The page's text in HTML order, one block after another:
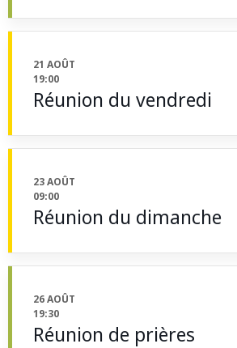
21 AOÛT
19:00
Réunion du vendredi
23 AOÛT
09:00
Réunion du dimanche
26 AOÛT
19:30
Réunion de prières